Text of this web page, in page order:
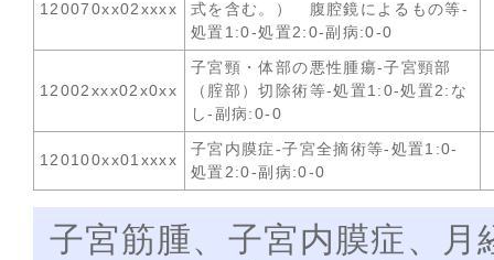
120070xx02xxxx
式を含む。） 腹腔鏡によるもの等-
処置1:0-処置2:0-副病:0-0
12002xxx02x0xx
子宮頸・体部の悪性腫瘍-子宮頸部
（腟部）切除術等-処置1:0-処置2:な
し-副病:0-0
120100xx01xxxx
子宮内膜症-子宮全摘術等-処置1:0-
処置2:0-副病:0-0
子宮筋腫、子宮内膜症、